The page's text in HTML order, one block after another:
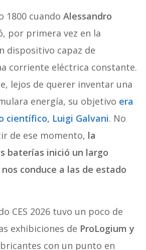
1800 cuandoAlessandro
por primera vez en la
dispositivo capaz de
corriente eléctrica constante.
lejos de querer inventar una
energía, su objetivo era
científico, Luigi Galvani. No
de ese momento, la
baterías inició un largo
conduce a las de estado
CES 2026 tuvo un poco de
exhibiciones de ProLogium y
con un punto en